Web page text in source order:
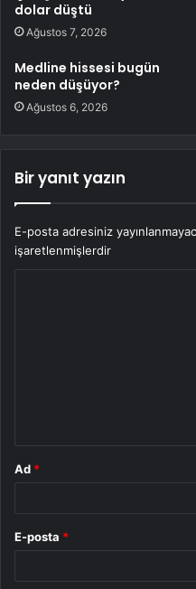
dolar düştü
Ağustos 7, 2026
Medline hissesi bugün
neden düşüyor?
Ağustos 6, 2026
Bir yanıt yazın
E-posta adresiniz
işaretlenmişlerdir
Ad *
E-posta *